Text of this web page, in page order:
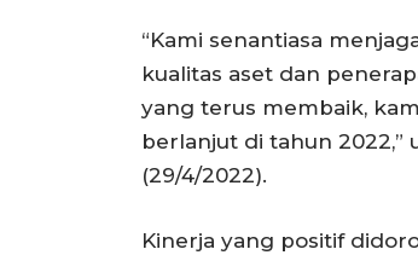
“Kami senantiasa
kualitas aset dan
yang terus membaik,
berlanjut di tahun 2022,”
(29/4/2022).
Kinerja yang positif